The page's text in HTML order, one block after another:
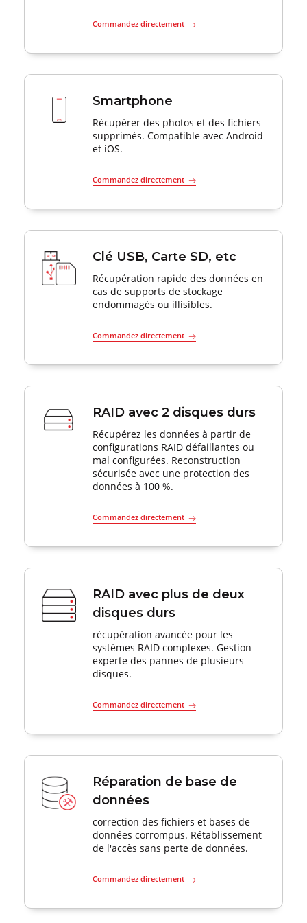
Commandez directement
Smartphone
Récupérer des photos et des fichiers
supprimés. Compatible avec Android
et iOS.
Commandez directement
Clé USB, Carte SD, etc
Récupération rapide des données en
cas de supports de stockage
endommagés ou illisibles.
Commandez directement
RAID avec 2 disques durs
Récupérez les données à partir de
configurations RAID défaillantes ou
mal configurées. Reconstruction
sécurisée avec une protection des
données à 100 %.
Commandez directement
RAID avec plus de deux
disques durs
récupération avancée pour les
systèmes RAID complexes. Gestion
experte des pannes de plusieurs
disques.
Commandez directement
Réparation de base de
données
correction des fichiers et bases de
données corrompus. Rétablissement
de l'accès sans perte de données.
Commandez directement